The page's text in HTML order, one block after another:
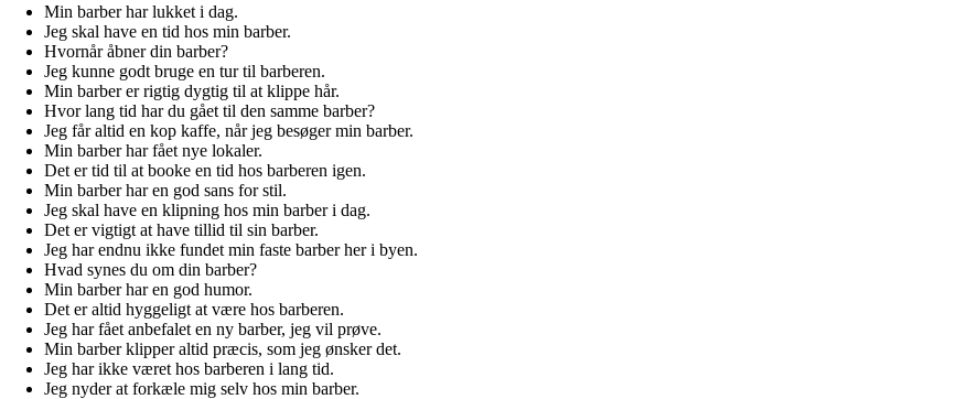
Min barber har lukket i dag.
Jeg skal have en tid hos min barber.
Hvornår åbner din barber?
Jeg kunne godt bruge en tur til barberen.
Min barber er rigtig dygtig til at klippe hår.
Hvor lang tid har du gået til den samme barber?
Jeg får altid en kop kaffe, når jeg besøger min barber.
Min barber har fået nye lokaler.
Det er tid til at booke en tid hos barberen igen.
Min barber har en god sans for stil.
Jeg skal have en klipning hos min barber i dag.
Det er vigtigt at have tillid til sin barber.
Jeg har endnu ikke fundet min faste barber her i byen.
Hvad synes du om din barber?
Min barber har en god humor.
Det er altid hyggeligt at være hos barberen.
Jeg har fået anbefalet en ny barber, jeg vil prøve.
Min barber klipper altid præcis, som jeg ønsker det.
Jeg har ikke været hos barberen i lang tid.
Jeg nyder at forkæle mig selv hos min barber.